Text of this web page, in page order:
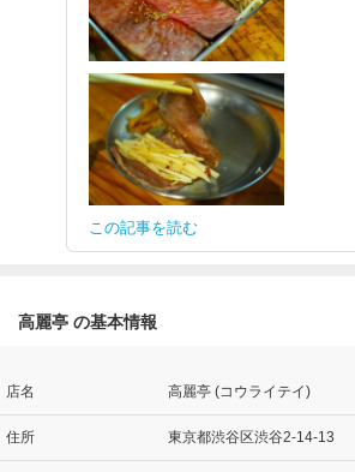
この記事を読む
高麗亭 の基本情報
店名 高麗亭 (コウライテイ)
住所 東京都渋谷区渋谷2-14-13